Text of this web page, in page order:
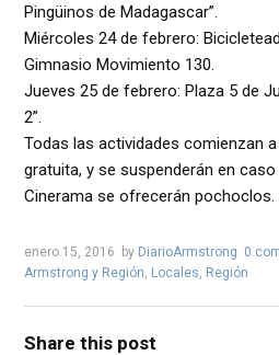
Pingüinos de Madagascar”.
Miércoles 24 de febrero:
Gimnasio Movimiento 130.
Jueves 25 de febrero: Plaza 5 de
2”.
Todas las actividades comienzan
gratuita, y se suspenderán en
Cinerama se ofrecerán pochoclos.
enero 15, 2016 by DiarioArmstrong 0
Armstrong y Región, Locales, Región
Share this post